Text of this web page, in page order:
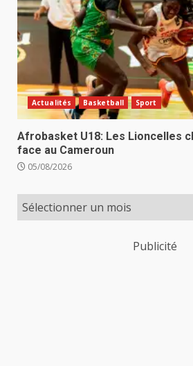
Actualités Basketball Sport
Afrobasket U18: Les Lioncelles
face au Cameroun
05/08/2026
Publicité